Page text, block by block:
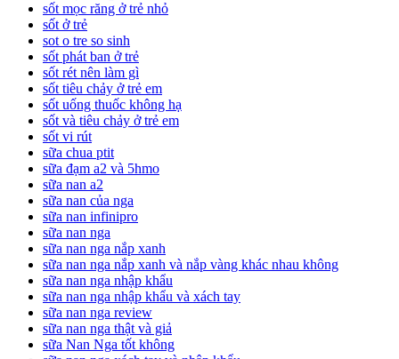
sốt mọc răng ở trẻ nhỏ
sốt ở trẻ
sot o tre so sinh
sốt phát ban ở trẻ
sốt rét nên làm gì
sốt tiêu chảy ở trẻ em
sốt uống thuốc không hạ
sốt và tiêu chảy ở trẻ em
sốt vi rút
sữa chua ptit
sữa đạm a2 và 5hmo
sữa nan a2
sữa nan của nga
sữa nan infinipro
sữa nan nga
sữa nan nga nắp xanh
sữa nan nga nắp xanh và nắp vàng khác nhau không
sữa nan nga nhập khẩu
sữa nan nga nhập khẩu và xách tay
sữa nan nga review
sữa nan nga thật và giả
sữa Nan Nga tốt không